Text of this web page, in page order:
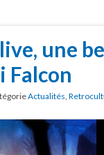
une
Falcon
Actualités,